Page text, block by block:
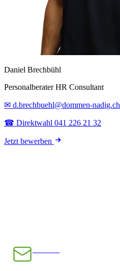
Daniel Brechbühl
Personalberater HR Consultant
✉ d.brechbuehl@dommen-nadig.ch
☎ Direktwahl 041 226 21 32
Jetzt bewerben